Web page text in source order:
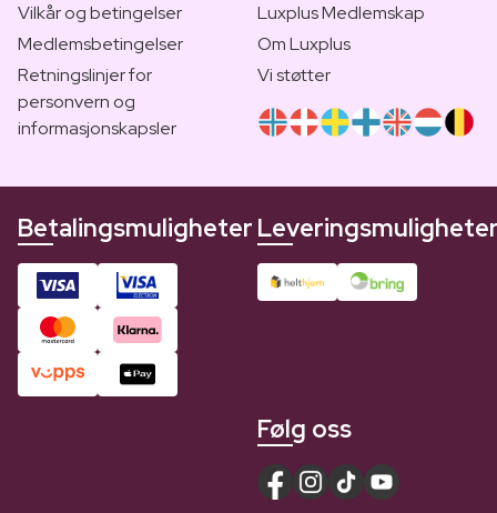
Vilkår og betingelser
Medlemsbetingelser
Retningslinjer for
personvern og
informasjonskapsler
Luxplus Medlemskap
Om Luxplus
Vi støtter
Betalingsmuligheter
Følg oss